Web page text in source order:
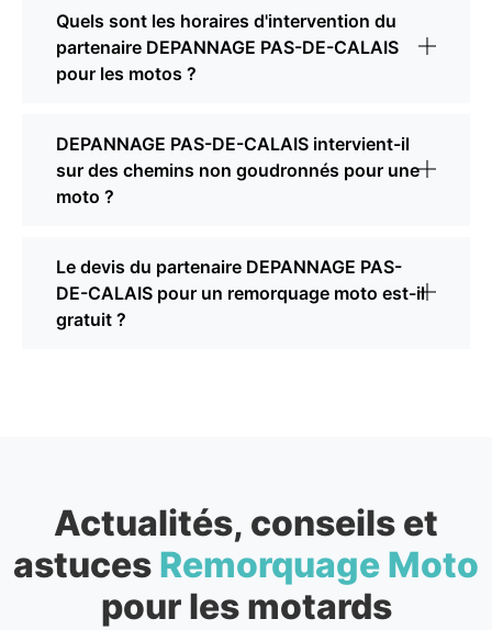
Quels sont les horaires d'intervention du
partenaire DEPANNAGE PAS-DE-CALAIS
pour les motos ?
DEPANNAGE PAS-DE-CALAIS intervient-il
sur des chemins non goudronnés pour une
moto ?
Le devis du partenaire DEPANNAGE PAS-
DE-CALAIS pour un remorquage moto est-il
gratuit ?
Actualités, conseils et
astuces Remorquage Moto
pour les motards